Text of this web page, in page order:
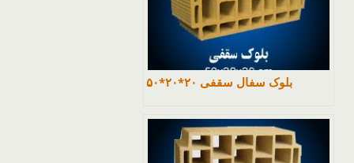
بلوک سفال سقفی ۲۰*۲۰*۵۰